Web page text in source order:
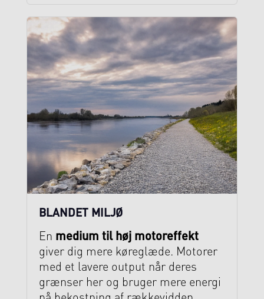
BLANDET MILJØ
En medium til høj motoreffekt
giver dig mere køreglæde. Motorer
med et lavere output når deres
grænser her og bruger mere energi